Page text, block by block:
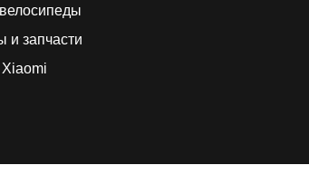
и запчасти